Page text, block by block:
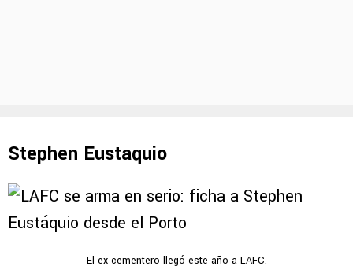
Stephen Eustaquio
El ex cementero llegó este año a LAFC.